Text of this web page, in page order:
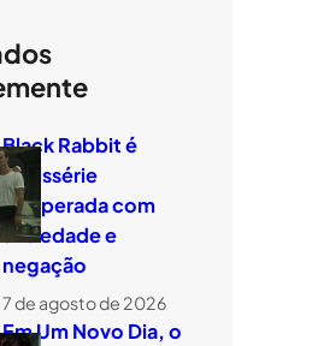
Black Rabbit é
minissérie
temperada com
ansiedade e
negação
7 de agosto de 2026
Em Um Novo Dia, o